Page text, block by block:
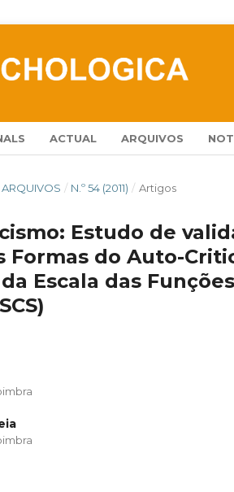
ACTUAL ARQUIVOS
ARQUIVOS / N.º 54 (2011) / Artigos
Estudo de
Formas do Auto-
da Escala das